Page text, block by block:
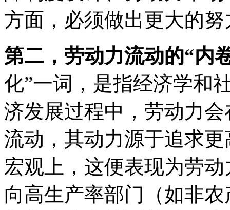
方面，必须做出更大的努
第二，劳动力流动的“内
化”一词，是指经济学和
济发展过程中，劳动力
流动，其动力源于追求
宏观上，这便表现为劳
向高生产率部门（如非